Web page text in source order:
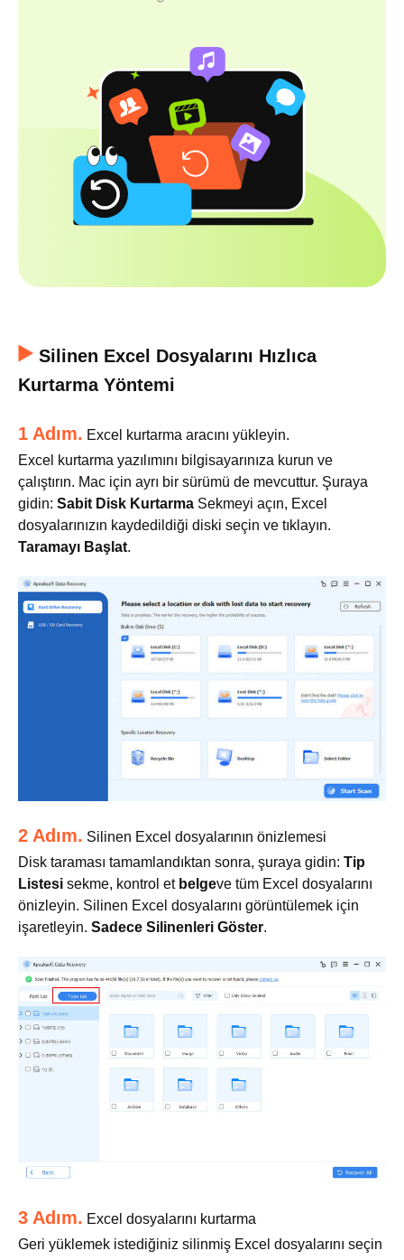
Silinen Excel Dosyalarını Hızlıca
Kurtarma Yöntemi
1 Adım. Excel kurtarma aracını yükleyin.
Excel kurtarma yazılımını bilgisayarınıza kurun ve
çalıştırın. Mac için ayrı bir sürümü de mevcuttur. Şuraya
gidin: Sabit Disk Kurtarma Sekmeyi açın, Excel
dosyalarınızın kaydedildiği diski seçin ve tıklayın.
Taramayı Başlat.
2 Adım. Silinen Excel dosyalarının önizlemesi
Disk taraması tamamlandıktan sonra, şuraya gidin: Tip
Listesi sekme, kontrol et belgeve tüm Excel dosyalarını
önizleyin. Silinen Excel dosyalarını görüntülemek için
işaretleyin. Sadece Silinenleri Göster.
3 Adım. Excel dosyalarını kurtarma
Geri yüklemek istediğiniz silinmiş Excel dosyalarını seçin